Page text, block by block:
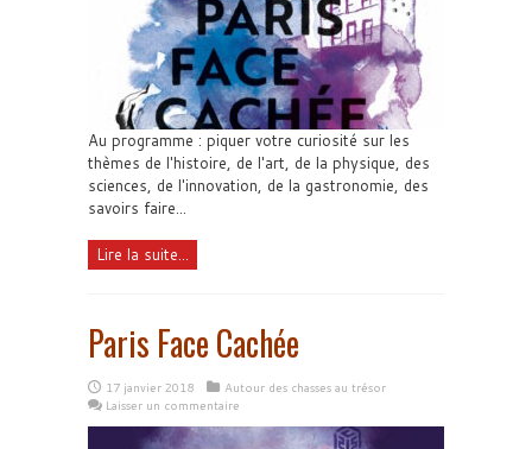
Au programme : piquer votre curiosité sur les
thèmes de l'histoire, de l'art, de la physique, des
sciences, de l'innovation, de la gastronomie, des
savoirs faire...
Lire la suite...
Paris Face Cachée
17 janvier 2018
Autour des chasses au trésor
Laisser un commentaire